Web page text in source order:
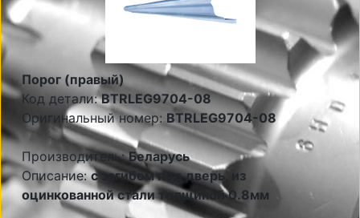
Порог (правый)
Код детали:BTRLEG9704-08
Оригинальный номер: BTRLEG9704-08
Производитель:Беларусь
Описание:с загибом под дверь, из
оцинкованной стали толщиной 0.8мм